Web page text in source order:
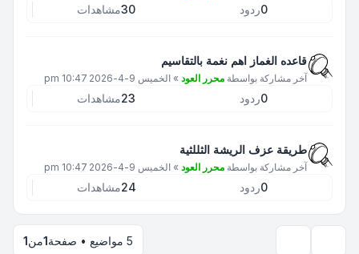
0ردود 30مشاهدات
قاعده الغماز اهم نغمة بالتقاسيم
آخر مشاركة بواسطة محرر العود » الخميس 9-4-2026 10:47 pm
0ردود 23مشاهدات
طريقة عزف الريشة الثللثية
آخر مشاركة بواسطة محرر العود » الخميس 9-4-2026 10:47 pm
0ردود 24مشاهدات
5 مواضيع • صفحة 1من1